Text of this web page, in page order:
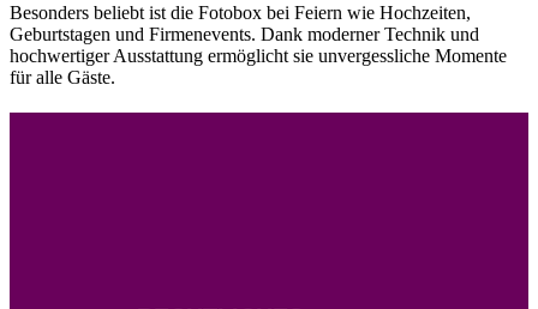
Besonders beliebt ist die Fotobox bei Feiern wie Hochzeiten,
Geburtstagen und Firmenevents. Dank moderner Technik und
hochwertiger Ausstattung ermöglicht sie unvergessliche Momente
für alle Gäste.